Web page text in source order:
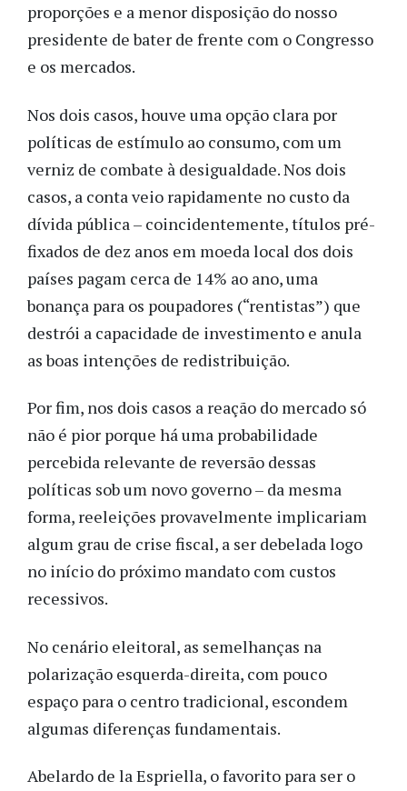
proporções e a menor disposição do nosso
presidente de bater de frente com o Congresso
e os mercados.
Nos dois casos, houve uma opção clara por
políticas de estímulo ao consumo, com um
verniz de combate à desigualdade. Nos dois
casos, a conta veio rapidamente no custo da
dívida pública – coincidentemente, títulos pré-
fixados de dez anos em moeda local dos dois
países pagam cerca de 14% ao ano, uma
bonança para os poupadores (“rentistas”) que
destrói a capacidade de investimento e anula
as boas intenções de redistribuição.
Por fim, nos dois casos a reação do mercado só
não é pior porque há uma probabilidade
percebida relevante de reversão dessas
políticas sob um novo governo – da mesma
forma, reeleições provavelmente implicariam
algum grau de crise fiscal, a ser debelada logo
no início do próximo mandato com custos
recessivos.
No cenário eleitoral, as semelhanças na
polarização esquerda-direita, com pouco
espaço para o centro tradicional, escondem
algumas diferenças fundamentais.
Abelardo de la Espriella, o favorito para ser o